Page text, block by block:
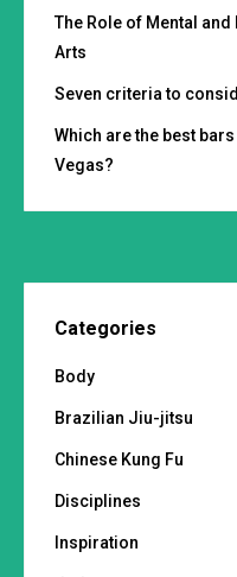
The Role of Mental
Arts
Seven criteria to
Which are the best
Vegas?
Categories
Body
Brazilian Jiu-jitsu
Chinese Kung Fu
Disciplines
Inspiration